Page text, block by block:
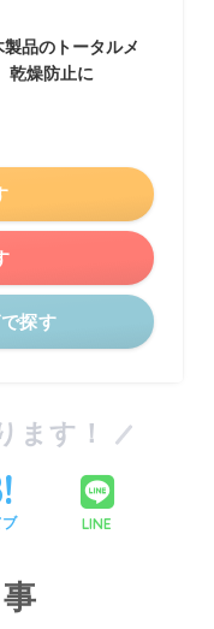
品のトータルメ
乾燥防止に
探す
ます！
ブ LINE